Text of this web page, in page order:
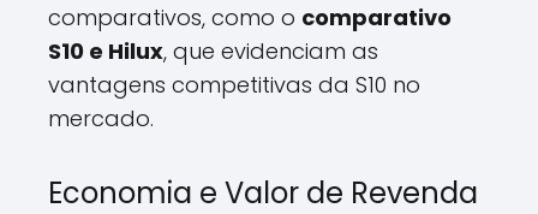
comparativos, como o comparativo
S10 e Hilux, que evidenciam as
vantagens competitivas da S10 no
mercado.
Economia e Valor de Revenda